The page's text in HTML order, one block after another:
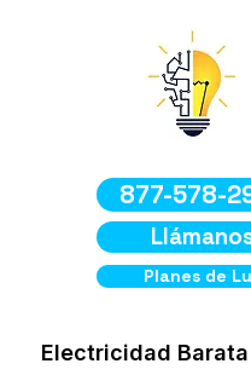
877-578-
Electricidad Barata
Planes de